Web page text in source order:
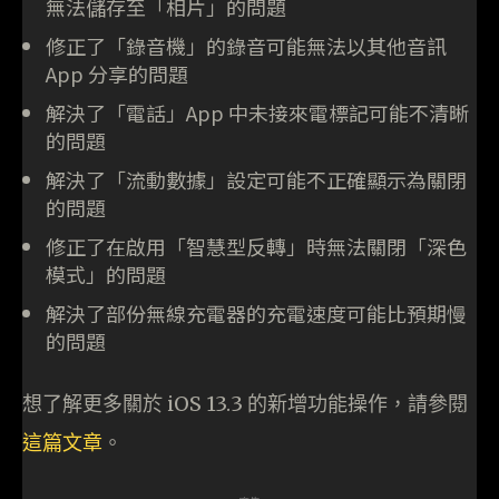
無法儲存至「相片」的問題
修正了「錄音機」的錄音可能無法以其他音訊
App 分享的問題
解決了「電話」App 中未接來電標記可能不清晰
的問題
解決了「流動數據」設定可能不正確顯示為關閉
的問題
修正了在啟用「智慧型反轉」時無法關閉「深色
模式」的問題
解決了部份無線充電器的充電速度可能比預期慢
的問題
想了解更多關於 iOS 13.3 的新增功能操作，請參閱
這篇文章 。